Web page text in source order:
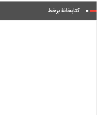
کتابخانۀ برخط